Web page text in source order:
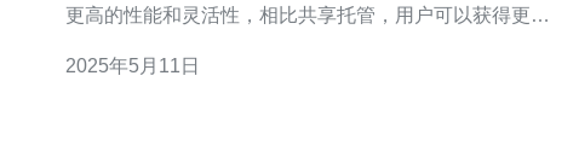
更高的性能和灵活性，相比共享托管，用户可以获得更多
度、更高的安全性和更好的性能。另外，越南VPS证的成
2025年5月11日